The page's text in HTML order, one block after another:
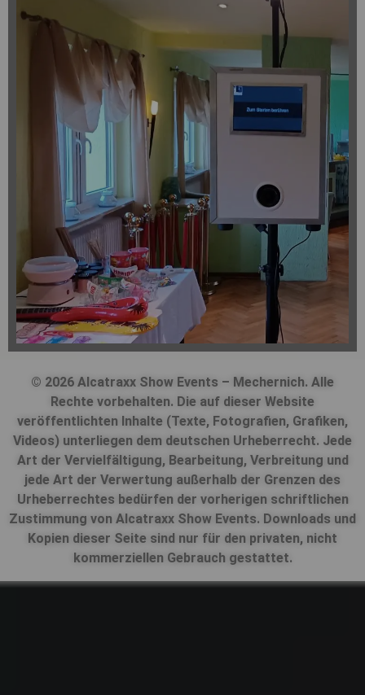
© 2026 Alcatraxx Show Events – Mechernich. Alle
Rechte vorbehalten. Die auf dieser Website
veröffentlichten Inhalte (Texte, Fotografien, Grafiken,
Videos) unterliegen dem deutschen Urheberrecht. Jede
Art der Vervielfältigung, Bearbeitung, Verbreitung und
jede Art der Verwertung außerhalb der Grenzen des
Urheberrechtes bedürfen der vorherigen schriftlichen
Zustimmung von Alcatraxx Show Events. Downloads und
Kopien dieser Seite sind nur für den privaten, nicht
kommerziellen Gebrauch gestattet.